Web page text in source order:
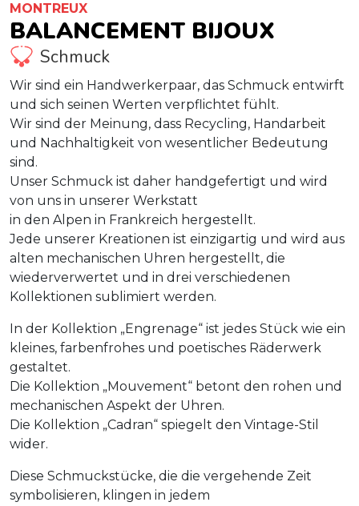
MONTREUX
BALANCEMENT BIJOUX
Schmuck
Wir sind ein Handwerkerpaar, das Schmuck entwirft
und sich seinen Werten verpflichtet fühlt.
Wir sind der Meinung, dass Recycling, Handarbeit
und Nachhaltigkeit von wesentlicher Bedeutung
sind.
Unser Schmuck ist daher handgefertigt und wird
von uns in unserer Werkstatt
in den Alpen in Frankreich hergestellt.
Jede unserer Kreationen ist einzigartig und wird aus
alten mechanischen Uhren hergestellt, die
wiederverwertet und in drei verschiedenen
Kollektionen sublimiert werden.
In der Kollektion „Engrenage“ ist jedes Stück wie ein
kleines, farbenfrohes und poetisches Räderwerk
gestaltet.
Die Kollektion „Mouvement“ betont den rohen und
mechanischen Aspekt der Uhren.
Die Kollektion „Cadran“ spiegelt den Vintage-Stil
wider.
Diese Schmuckstücke, die die vergehende Zeit
symbolisieren, klingen in jedem